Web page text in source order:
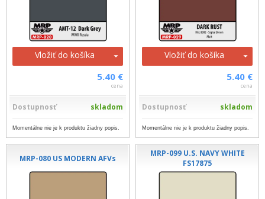
Vložiť do košíka
5.40 €
cena
Dostupnosť skladom
Momentálne nie je k produktu žiadny popis.
Vložiť do košíka
5.40 €
cena
Dostupnosť skladom
Momentálne nie je k produktu žiadny popis.
MRP-080 US MODERN AFVs
MRP-099 U.S. NAVY WHITE
FS17875